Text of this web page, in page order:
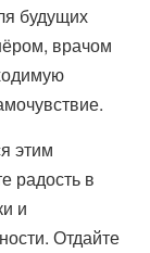
будущих
врачом
этим
радость в
и
Отдайте